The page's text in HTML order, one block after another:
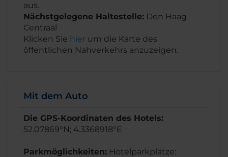
aus.
Nächstgelegene Haltestelle: Den Haag
Centraal
Klicken Sie hier um die Karte des
öffentlichen Nahverkehrs anzuzeigen.
Mit dem Auto
Die GPS-Koordinaten des Hotels:
52.07869°N; 4.3368918°E
Parkmöglichkeiten: Hotelparkplätze: